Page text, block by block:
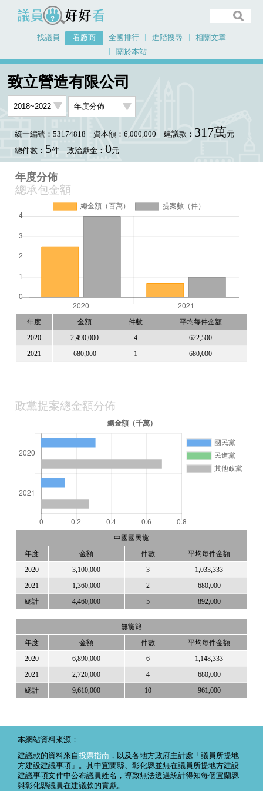
議員好好看
找議員 看廠商 全國排行 進階搜尋
相關文章
關於本站
看廠商
致立營造有限公司
統一編號：53174818 資本額：6,000,000 建議款： 317萬元
總件數： 5件 政治獻金： 0元
年度分佈
總承包金額
年度 金額 件數 平均每件金額
2020 2,490,000 4 622,500
2021 680,000 1 680,000
政黨提案總金額分佈
中國國民黨
年度 金額 件數 平均每件金額
2020 3,100,000 3 1,033,333
2021 1,360,000 2 680,000
總計 4,460,000 5 892,000
無黨籍
年度 金額 件數 平均每件金額
2020 6,890,000 6 1,148,333
2021 2,720,000 4 680,000
總計 9,610,000 10 961,000
本網站資料來源：
建議款的資料來自投票指南 ，以及各地方政府主計處「議員所提地
方建設建議事項」。其中宜蘭縣、彰化縣並無在議員所提地方建設
建議事項文件中公布議員姓名，導致無法透過統計得知每個宜蘭縣
與彰化縣議員在建議款的貢獻。